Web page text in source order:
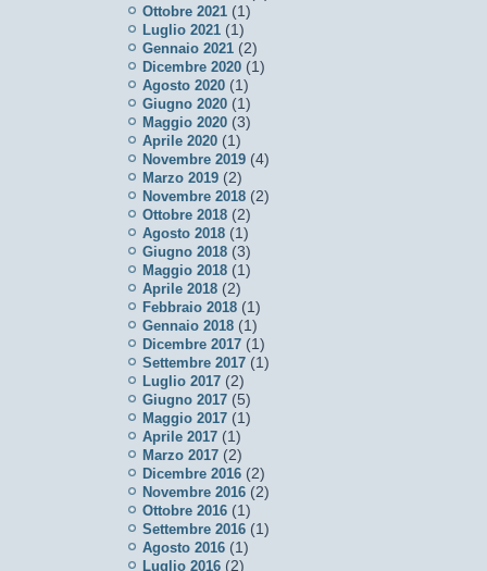
Ottobre 2021 (1)
Luglio 2021 (1)
Gennaio 2021 (2)
Dicembre 2020 (1)
Agosto 2020 (1)
Giugno 2020 (1)
Maggio 2020 (3)
Aprile 2020 (1)
Novembre 2019 (4)
Marzo 2019 (2)
Novembre 2018 (2)
Ottobre 2018 (2)
Agosto 2018 (1)
Giugno 2018 (3)
Maggio 2018 (1)
Aprile 2018 (2)
Febbraio 2018 (1)
Gennaio 2018 (1)
Dicembre 2017 (1)
Settembre 2017 (1)
Luglio 2017 (2)
Giugno 2017 (5)
Maggio 2017 (1)
Aprile 2017 (1)
Marzo 2017 (2)
Dicembre 2016 (2)
Novembre 2016 (2)
Ottobre 2016 (1)
Settembre 2016 (1)
Agosto 2016 (1)
Luglio 2016 (2)